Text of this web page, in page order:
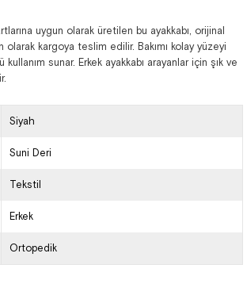
uygun olarak üretilen bu ayakkabı, orijinal
olarak kargoya teslim edilir. Bakımı kolay yüzeyi
sunar. Erkek ayakkabı arayanlar için şık ve
Siyah
Suni Deri
Tekstil
Erkek
Ortopedik